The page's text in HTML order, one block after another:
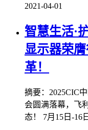
2021-04-01
智慧生活·
显示器荣
革！
摘要：2025CIC
会圆满落幕，飞
态！ 7月15日-16